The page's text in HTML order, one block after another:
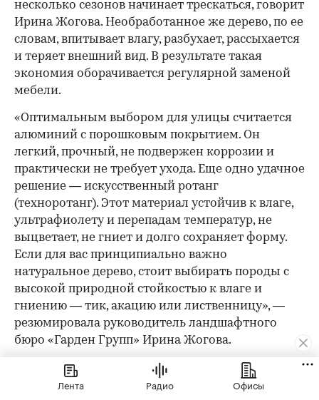
несколько сезонов начинает трескаться, говорит
Ирина Жогова. Необработанное же дерево, по ее
словам, впитывает влагу, разбухает, рассыхается
и теряет внешний вид. В результате такая
экономия оборачивается регулярной заменой
мебели.
«Оптимальным выбором для улицы считается
алюминий с порошковым покрытием. Он
легкий, прочный, не подвержен коррозии и
практически не требует ухода. Еще одно удачное
решение — искусственный ротанг
(техноротанг). Этот материал устойчив к влаге,
ультрафиолету и перепадам температур, не
выцветает, не гниет и долго сохраняет форму.
Если для вас принципиально важно
натуральное дерево, стоит выбирать породы с
высокой природной стойкостью к влаге и
гниению — тик, акацию или лиственницу», —
резюмировала руководитель ландшафтного
бюро «Гарден Групп» Ирина Жогова.
Недвижимость
Лента Радио Офисы